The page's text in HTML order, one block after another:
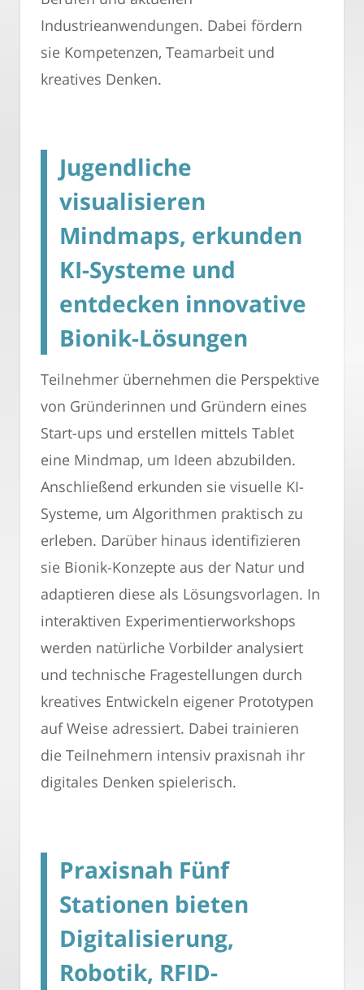
Industrieanwendungen. Dabei fördern
sie Kompetenzen, Teamarbeit und
kreatives Denken.
Jugendliche
visualisieren
Mindmaps, erkunden
KI-Systeme und
entdecken innovative
Bionik-Lösungen
Teilnehmer übernehmen die Perspektive
von Gründerinnen und Gründern eines
Start-ups und erstellen mittels Tablet
eine Mindmap, um Ideen abzubilden.
Anschließend erkunden sie visuelle KI-
Systeme, um Algorithmen praktisch zu
erleben. Darüber hinaus identifizieren
sie Bionik-Konzepte aus der Natur und
adaptieren diese als Lösungsvorlagen. In
interaktiven Experimentierworkshops
werden natürliche Vorbilder analysiert
und technische Fragestellungen durch
kreatives Entwickeln eigener Prototypen
auf Weise adressiert. Dabei trainieren
die Teilnehmern intensiv praxisnah ihr
digitales Denken spielerisch.
Praxisnah Fünf
Stationen bieten
Digitalisierung,
Robotik, RFID-